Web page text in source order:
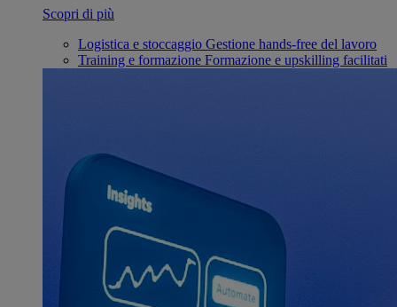
Scopri di più
Logistica e stoccaggio Gestione hands-free del lavoro
Training e formazione Formazione e upskilling facilitati